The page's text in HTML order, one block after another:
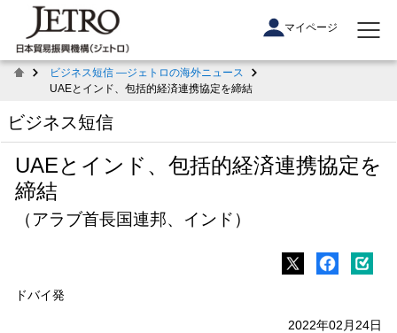
マイページ
ビジネス短信 ―ジェトロの海外ニュース
UAEとインド、包括的経済連携協定を締結
ビジネス短信
UAEとインド、包括的経済連携協定を
締結
（アラブ首長国連邦、インド）
ドバイ発
2022年02月24日